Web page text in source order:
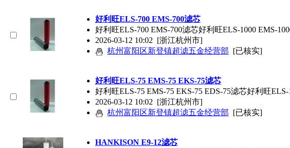
好利旺ELS-700 EMS-700滤芯
好利旺ELS-700 EMS-700滤芯好利旺ELS-1000 EMS-
2026-03-12 10:02 [浙江杭州市]
杭州富阳区新登镇超滤五金经营部 [已核实]
好利旺ELS-75 EMS-75 EKS-75滤芯
好利旺ELS-75 EMS-75 EKS-75 EDS-75滤芯好利旺ELS-
2026-03-12 10:02 [浙江杭州市]
杭州富阳区新登镇超滤五金经营部 [已核实]
HANKISON E9-12滤芯